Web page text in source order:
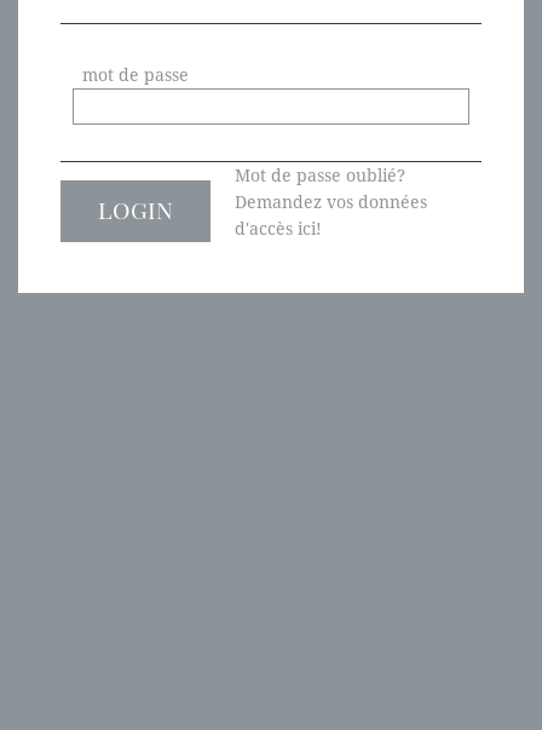
mot de passe
Mot de passe oublié?
Demandez vos données
d'accès ici!